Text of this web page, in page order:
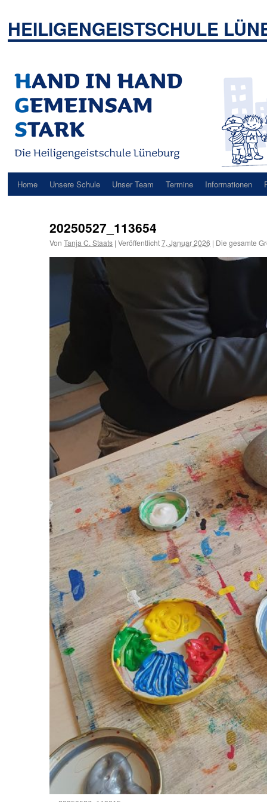
springen
HEILIGENGEISTSCHULE
Home Unsere Schule Unser Team Termine Informationen
20250527_113654
Von Tanja C. Staats | Veröffentlicht 7. Januar 2026 | Die gesamte